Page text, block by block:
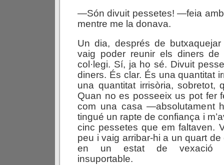
—Són divuit pessetes! —feia
mentre me la donava.
Un dia, després de
vaig poder reunir els diners
col·legi. Sí, ja ho sé. Divuit
diners. És clar. És una quantitat
una quantitat irrisòria, sobretot,
Quan no es posseeix us pot fer
com una casa —absolutament
tingué un rapte de confiança i
cinc pessetes que em faltaven.
peu i vaig arribar-hi a un quart
en un estat de vexació
insuportable.